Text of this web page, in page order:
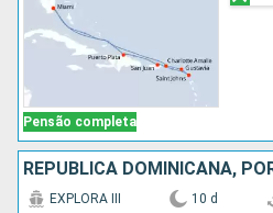
Pensão completa
EXPLORA III 10 d